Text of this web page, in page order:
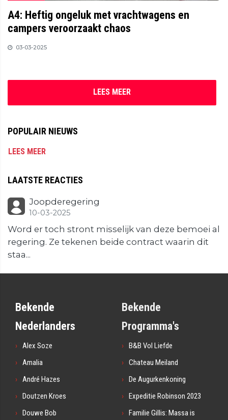
A4: Heftig ongeluk met vrachtwagens en
campers veroorzaakt chaos
03-03-2025
LEES MEER
POPULAIR NIEUWS
LEES MEER
LAATSTE REACTIES
Joopderegering
10-03-2025
Word er toch stront misselijk van deze bemoei al
regering. Ze tekenen beide contract waarin dit
staa...
Bekende
Nederlanders
Alex Soze
Amalia
André Hazes
Doutzen Kroes
Douwe Bob
Bekende
Programma's
B&B Vol Liefde
Chateau Meiland
De Augurkenkoning
Expeditie Robinson 2023
Familie Gillis: Massa is